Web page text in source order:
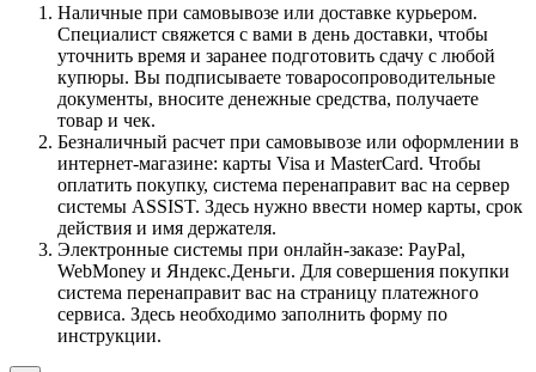
Наличные при самовывозе или доставке курьером.
Специалист свяжется с вами в день доставки, чтобы
уточнить время и заранее подготовить сдачу с любой
купюры. Вы подписываете товаросопроводительные
документы, вносите денежные средства, получаете
товар и чек.
Безналичный расчет при самовывозе или оформлении в
интернет-магазине: карты Visa и MasterCard. Чтобы
оплатить покупку, система перенаправит вас на сервер
системы ASSIST. Здесь нужно ввести номер карты, срок
действия и имя держателя.
Электронные системы при онлайн-заказе: PayPal,
WebMoney и Яндекс.Деньги. Для совершения покупки
система перенаправит вас на страницу платежного
сервиса. Здесь необходимо заполнить форму по
инструкции.